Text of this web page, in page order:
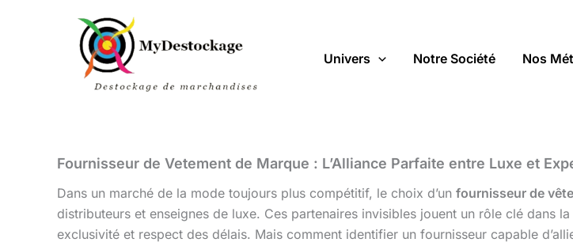
Univers Notre Société Nos
Fournisseur de Vetement de Marque : L’Alliance Parfaite entre Luxe et
Dans un marché de la mode toujours plus compétitif, le choix d’un fournisseur de
distributeurs et enseignes de luxe. Ces partenaires invisibles jouent un rôle clé dans
exclusivité et respect des délais. Mais comment identifier un fournisseur capable